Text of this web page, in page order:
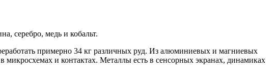
серебро, медь и кобальт.
примерно 34 кг различных руд. Из алюминиевых и магниевых
и контактах. Металлы есть в сенсорных экранах, динамиках